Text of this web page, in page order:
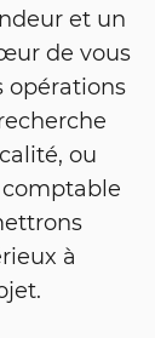
et un
de vous
opérations
ou
à